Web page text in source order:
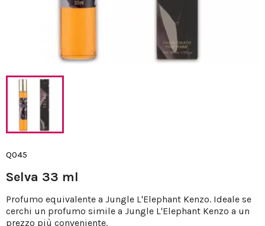
Q045
Selva 33 ml
Profumo equivalente a Jungle L'Elephant Kenzo. Ideale se
cerchi un profumo simile a Jungle L'Elephant Kenzo a un
prezzo più conveniente.